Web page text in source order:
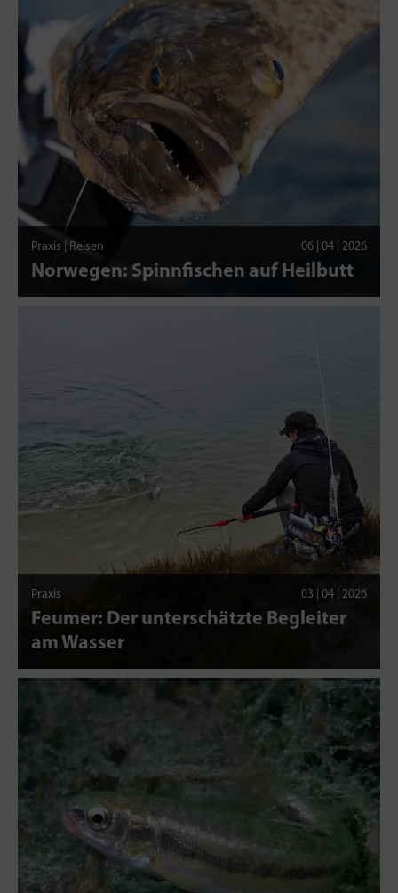
Praxis | Reisen 06 | 04 | 2026
Norwegen: Spinnfischen auf Heilbutt
Praxis 03 | 04 | 2026
Feumer: Der unterschätzte Begleiter
am Wasser